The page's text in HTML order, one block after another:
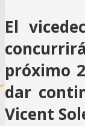
El
próximo
dar
Vicent